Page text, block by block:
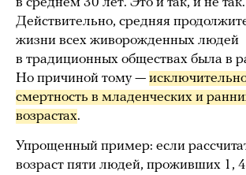
Действительно, средняя
жизни всех живорожденных людей
в традиционных обществах была в
Но причиной тому —
смертность в младенческих и
возрастах.
Упрощенный пример: если
возраст пяти людей, проживших 1,